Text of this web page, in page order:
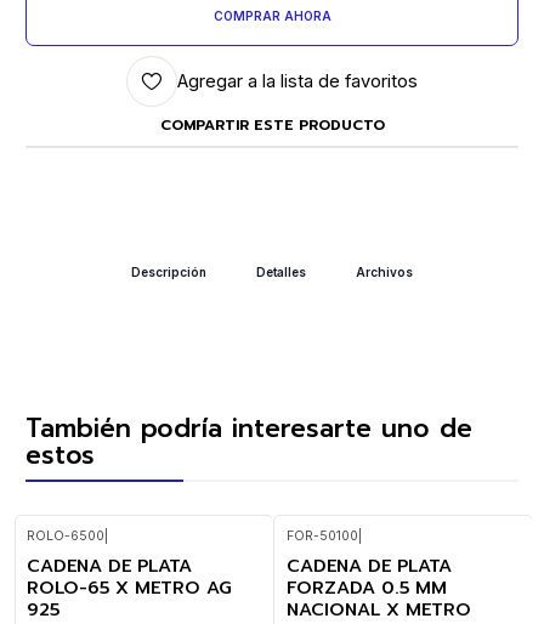
COMPRAR AHORA
Agregar a la lista de favoritos
COMPARTIR ESTE PRODUCTO
Descripción Detalles Archivos
También podría interesarte uno de
estos
ROLO-6500
CADENA DE PLATA
ROLO-65 X METRO AG
925
FOR-50100
CADENA DE PLATA
FORZADA 0.5 MM
NACIONAL X METRO